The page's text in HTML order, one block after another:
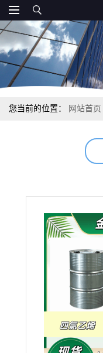
您当前的位置： 网站首页